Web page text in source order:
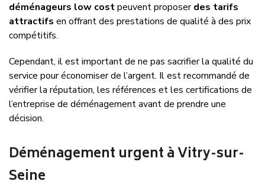
déménageurs low costpeuvent proposerdes tarifs
attractifs en offrant des prestations de qualité à des prix
compétitifs.
Cependant, il est important de ne pas sacrifier la qualité du
service pour économiser de l’argent. Il est recommandé de
vérifier la réputation, les références et les certifications de
l’entreprise de déménagement avant de prendre une
décision.
Déménagement urgent à Vitry-sur-
Seine